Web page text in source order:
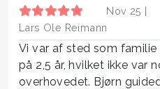
Nov 25 |
Lars Ole Reimann
Vi var af sted som
på 2,5 år, hvilket ikke var
overhovedet. Bjørn